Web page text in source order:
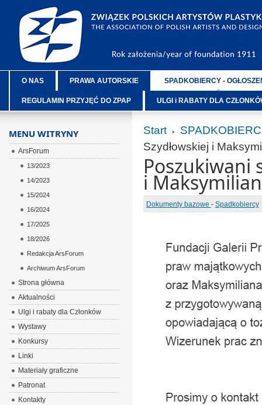
O NAS PRAWA AUTORSKIE SPADKOBIERCY -
REGULAMIN PRZYJĘĆ DO ZPAP ULGI i RABATY DLA
Start
Szydłowskiej i
Poszukiwani
i
Dokumenty bazowe - Spadkobiercy
MENU WITRYNY
ArsForum
13/2023
14/2023
15/2024
16/2024
17/2025
18/2026
Redakcja ArsForum
Archiwum ArsForum
Strona główna
Aktualności
Ulgi i rabaty dla Członków
Wystawy
Konkursy
Linki
Materiały graficzne
Patronat
Kontakty